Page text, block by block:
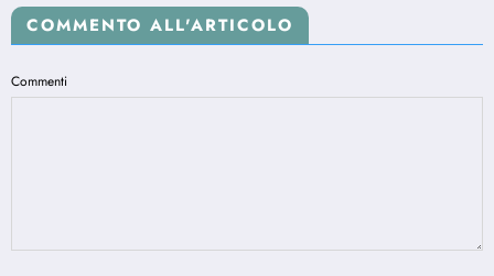
COMMENTO ALL'ARTICOLO
Commenti